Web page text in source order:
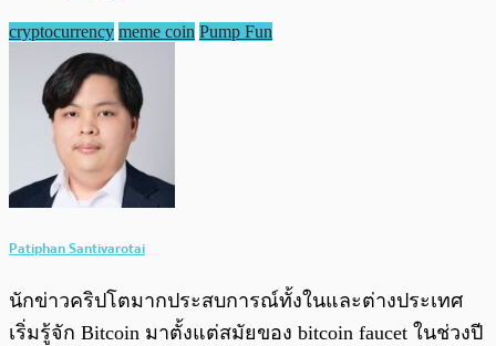
cryptocurrency meme coin Pump Fun
Patiphan Santivarotai
นักข่าวคริปโตมากประสบการณ์ทั้งในและต่างประเทศ
เริ่มรู้จัก Bitcoin มาตั้งแต่สมัยของ bitcoin faucet ในช่วงปี